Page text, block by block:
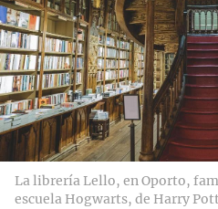
La librería Lello, en Oporto,
escuela Hogwarts, de Harry